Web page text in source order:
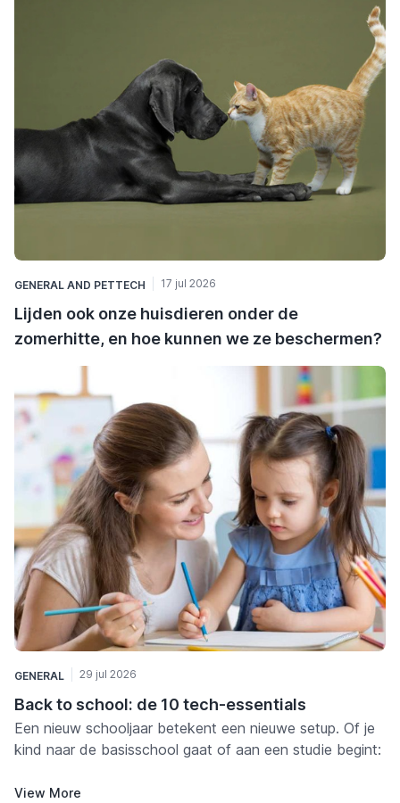
GENERAL AND PETTECH 17 jul 2026
Lijden ook onze huisdieren onder de
zomerhitte, en hoe kunnen we ze beschermen?
GENERAL 29 jul 2026
Back to school: de 10 tech-essentials
Een nieuw schooljaar betekent een nieuwe setup. Of je
kind naar de basisschool gaat of aan een studie begint:
comfortabeler en een stuk minder stressvol — voor hen
View More